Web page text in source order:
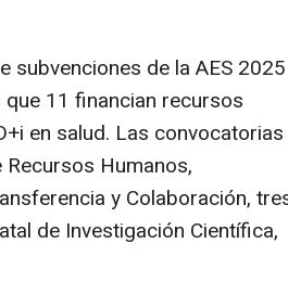
subvenciones de la AES 2025
11 financian recursos
en salud. Las convocatorias
Humanos,
y Colaboración,
de Investigación Científica,